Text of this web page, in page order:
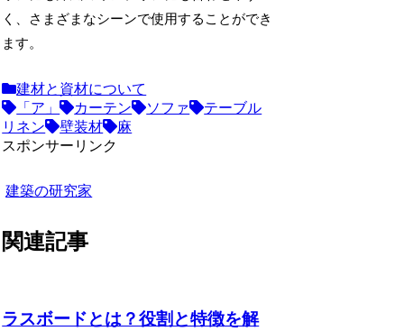
く、さまざまなシーンで使用することができ
ます。
建材と資材について
「ア」
カーテン ソファ
テーブル
リネン
壁装材
麻
スポンサーリンク
建築の研究家
関連記事
ラスボードとは？役割と特徴を解